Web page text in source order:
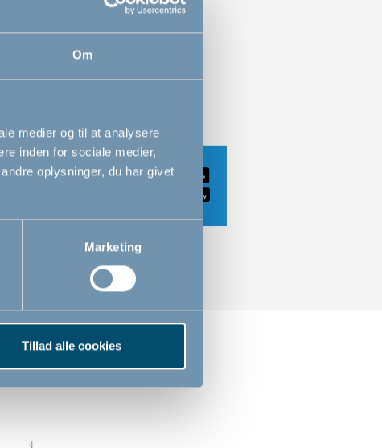
Om
medier og til at analysere
inden for sociale medier,
oplysninger, du har givet
Marketing
Tillad alle cookies
åbnes med én hånd